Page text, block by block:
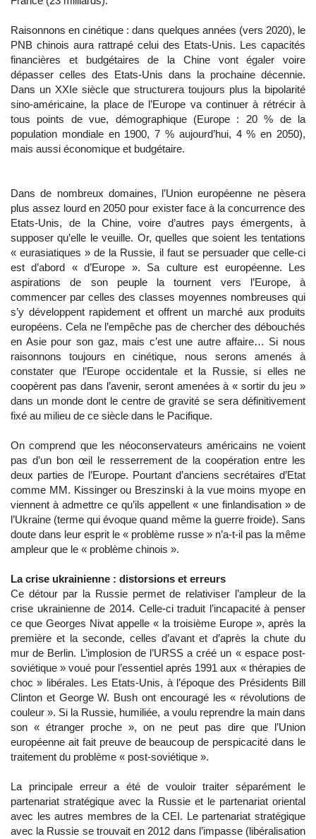
Raisonnons en cinétique : dans quelques années (vers 2020), le
PNB chinois aura rattrapé celui des Etats-Unis. Les capacités
financières et budgétaires de la Chine vont égaler voire
dépasser celles des Etats-Unis dans la prochaine décennie.
Dans un XXIe siècle que structurera toujours plus la bipolarité
sino-américaine, la place de l’Europe va continuer à rétrécir à
tous points de vue, démographique (Europe : 20 % de la
population mondiale en 1900, 7 % aujourd’hui, 4 % en 2050),
mais aussi économique et budgétaire.
Dans de nombreux domaines, l’Union européenne ne pèsera
plus assez lourd en 2050 pour exister face à la concurrence des
Etats-Unis, de la Chine, voire d’autres pays émergents, à
supposer qu’elle le veuille. Or, quelles que soient les tentations
« eurasiatiques » de la Russie, il faut se persuader que celle-ci
est d’abord « d’Europe ». Sa culture est européenne. Les
aspirations de son peuple la tournent vers l’Europe, à
commencer par celles des classes moyennes nombreuses qui
s’y développent rapidement et offrent un marché aux produits
européens. Cela ne l’empêche pas de chercher des débouchés
en Asie pour son gaz, mais c’est une autre affaire… Si nous
raisonnons toujours en cinétique, nous serons amenés à
constater que l’Europe occidentale et la Russie, si elles ne
coopèrent pas dans l’avenir, seront amenées à « sortir du jeu »
dans un monde dont le centre de gravité se sera définitivement
fixé au milieu de ce siècle dans le Pacifique.
On comprend que les néoconservateurs américains ne voient
pas d’un bon œil le resserrement de la coopération entre les
deux parties de l’Europe. Pourtant d’anciens secrétaires d’Etat
comme MM. Kissinger ou Breszinski à la vue moins myope en
viennent à admettre ce qu’ils appellent « une finlandisation » de
l’Ukraine (terme qui évoque quand même la guerre froide). Sans
doute dans leur esprit le « problème russe » n’a-t-il pas la même
ampleur que le « problème chinois ».
La crise ukrainienne : distorsions et erreurs
Ce détour par la Russie permet de relativiser l’ampleur de la
crise ukrainienne de 2014. Celle-ci traduit l’incapacité à penser
ce que Georges Nivat appelle « la troisième Europe », après la
première et la seconde, celles d’avant et d’après la chute du
mur de Berlin. L’implosion de l’URSS a créé un « espace post-
soviétique » voué pour l’essentiel après 1991 aux « thérapies de
choc » libérales. Les Etats-Unis, à l’époque des Présidents Bill
Clinton et George W. Bush ont encouragé les « révolutions de
couleur ». Si la Russie, humiliée, a voulu reprendre la main dans
son « étranger proche », on ne peut pas dire que l’Union
européenne ait fait preuve de beaucoup de perspicacité dans le
traitement du problème « post-soviétique ».
La principale erreur a été de vouloir traiter séparément le
partenariat stratégique avec la Russie et le partenariat oriental
avec les autres membres de la CEI. Le partenariat stratégique
avec la Russie se trouvait en 2012 dans l’impasse (libéralisation